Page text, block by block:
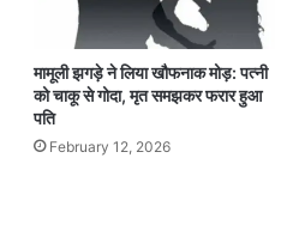
मामूली झगड़े ने लिया खौफनाक मोड़: पत्नी
को चाकू से गोदा, मृत समझकर फरार हुआ
पति
February 12, 2026